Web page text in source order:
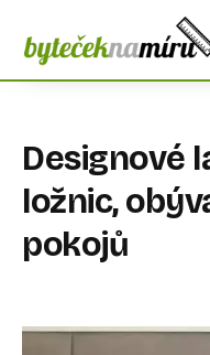
Designové
ložnic,
pokojů